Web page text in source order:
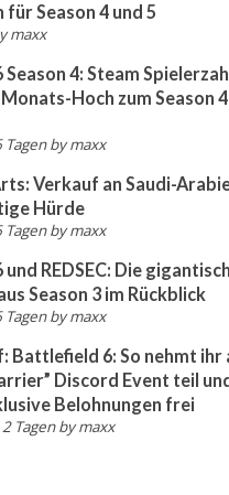
für Season 4 und 5
maxx
4: Steam
Hoch zum Season 4
Tagen bymaxx
Verkauf an Saudi-
Hürde
Tagen bymaxx
REDSEC: Die
Season 3 im Rückblick
Tagen bymaxx
Battlefield 6: So nehmt ihr
Discord Event teil und
Belohnungen frei
Tagen bymaxx